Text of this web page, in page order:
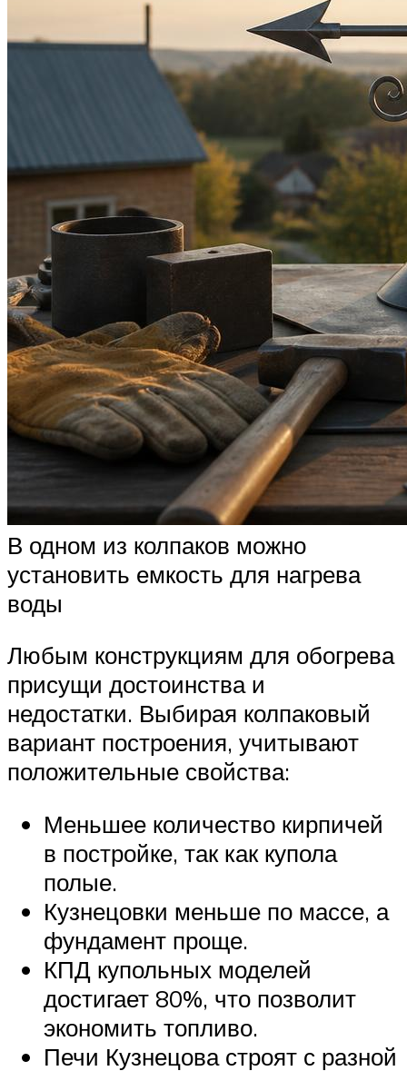
В одном из колпаков можно
установить емкость для нагрева
воды
Любым конструкциям для обогрева
присущи достоинства и
недостатки. Выбирая колпаковый
вариант построения, учитывают
положительные свойства:
Меньшее количество кирпичей
в постройке, так как купола
полые.
Кузнецовки меньше по массе, а
фундамент проще.
КПД купольных моделей
достигает 80%, что позволит
экономить топливо.
Печи Кузнецова строят с разной